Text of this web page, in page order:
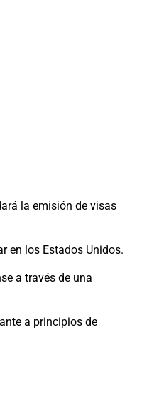
la emisión de visas
en los Estados Unidos.
a través de una
a principios de